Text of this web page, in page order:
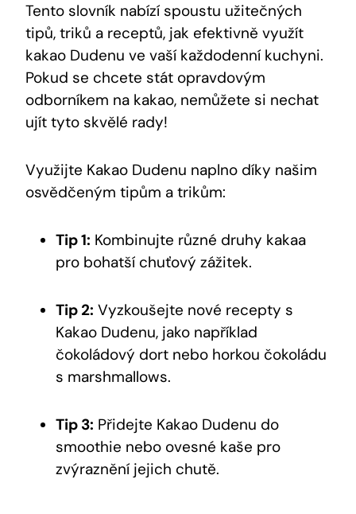
Tento slovník nabízí spoustu​ užitečných
tipů, ⁣triků a ⁣receptů, jak efektivně využít​
kakao Dudenu⁢ ve vaší každodenní kuchyni.
Pokud se chcete stát opravdovým
odborníkem na⁣ kakao, nemůžete si nechat
⁣ujít tyto skvělé rady!
Využijte Kakao⁣ Dudenu‌ naplno díky našim
osvědčeným tipům ⁣a trikům:
Tip 1: Kombinujte různé druhy ​kakaa
pro bohatší ‌chuťový zážitek.
Tip 2: Vyzkoušejte​ nové recepty s
Kakao ‌Dudenu, jako ‌například
‍čokoládový dort nebo ⁢horkou​ čokoládu
s​ marshmallows.
Tip⁢ 3: Přidejte Kakao ‌Dudenu ⁢do
smoothie nebo ovesné ‍kaše ‌pro
zvýraznění jejich chutě.